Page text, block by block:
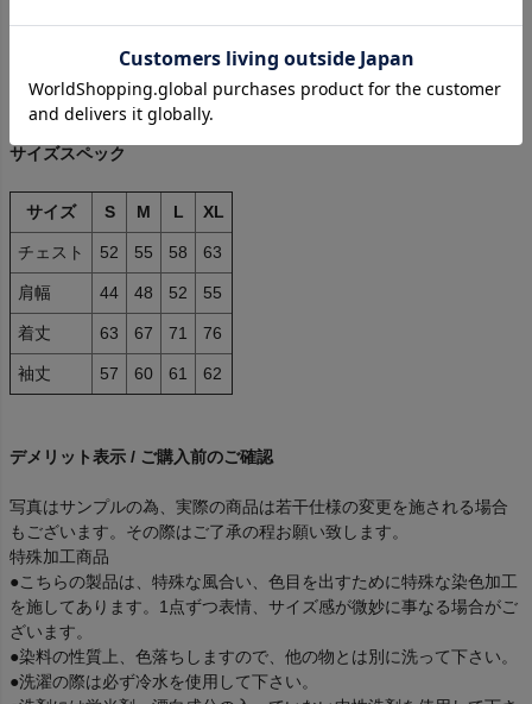
表地 コットン 52%
ポリエステル 48%
サイズスペック
サイズ S M L XL
チェスト 52 55 58 63
肩幅 44 48 52 55
着丈 63 67 71 76
袖丈 57 60 61 62
デメリット表示 / ご購入前のご確認
写真はサンプルの為、実際の商品は若干仕様の変更を施される場合
もございます。その際はご了承の程お願い致します。
特殊加工商品
●こちらの製品は、特殊な風合い、色目を出すために特殊な染色加工
を施してあります。1点ずつ表情、サイズ感が微妙に事なる場合がご
ざいます。
●染料の性質上、色落ちしますので、他の物とは別に洗って下さい。
●洗濯の際は必ず冷水を使用して下さい。